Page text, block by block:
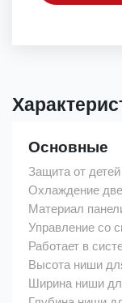
Основные
Защита от детей
Охлаждение
Материал
Управление со
Работает в
Высота ниши
Ширина ниши